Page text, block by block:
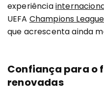
experiência
UEFA Champions League
que acrescenta ainda
Confiança para o
renovadas